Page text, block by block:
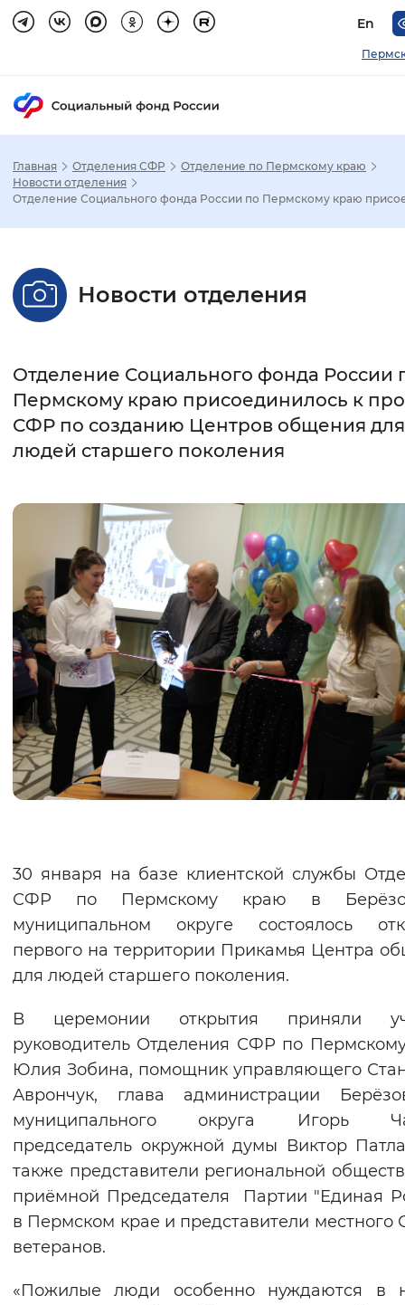
En
Настройка режима отображения
Стандартный Увеличенный
Интервал между буквами
Цвет сайта
Монохромный Инверсивный
Синий фон
Изображения
Включены Выключены
Звуковой ассистент
Воспроизвести Остановить
Главная Отделения СФР
Отделение по Пермскому краю
Новости отделения
Отделение Социального фонда России по Пермскому краю
Новости отделения
Отделение Социального фонда России
Пермскому краю присоединилось к
СФР по созданию Центров общения для
людей старшего поколения
30 января на базе клиентской службы
СФР по Пермскому краю в
муниципальном округе состоялось
первого на территории Прикамья Центра
для людей старшего поколения.
В церемонии открытия приняли
руководитель Отделения СФР по
Юлия Зобина, помощник управляющего
Аврончук, глава администрации
муниципального округа Игорь
председатель окружной думы Виктор
также представители региональной
приёмной Председателя Партии "Единая
в Пермском крае и представители местного
ветеранов.
«Пожилые люди особенно нуждаются в